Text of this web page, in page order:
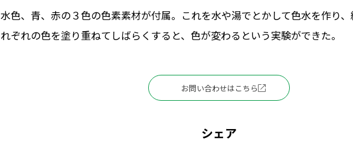
水色、青、赤の３色の色素素材が付属。これを水や湯でとかして色水を作り
れぞれの色を塗り重ねてしばらくすると、色が変わるという実験ができた。
お問い合わせはこちら
シェア